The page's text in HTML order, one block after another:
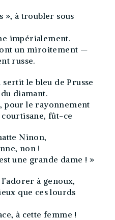
», à troubler sous
impérialement.
un miroitement —
russe.
le bleu de Prusse
diamant.
pour le rayonnement
fût-ce
Ninon,
non !
une grande dame ! »
à genoux,
que ces lourds
à cette femme !